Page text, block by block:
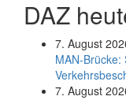
DAZ
7. August
MAN-
7. August